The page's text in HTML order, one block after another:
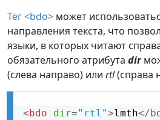
Тег <bdo> может
направления текста, что
языки, в которых читают
обязательного атрибута dir
(слева направо) или rtl(справа
< bdo dir=" rtl ">lmth</